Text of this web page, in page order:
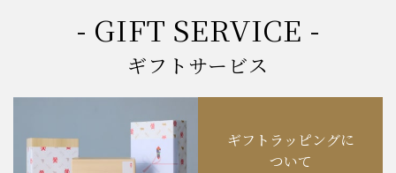
2024.11.1 「お歳暮特集」開催中！
お知らせ 2024.10.18 【創業祭】１０１年目に突入！
お知らせ 202４.09.18 【秋の味覚祭】食欲の秋！
- GIFT SERVICE -
ギフトサービス
ギフトラッピングに
ついて